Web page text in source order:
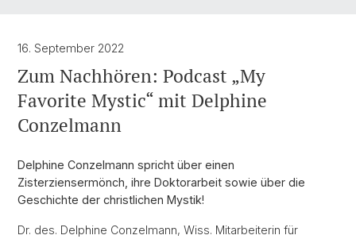
16. September 2022
Zum Nachhören: Podcast „My
Favorite Mystic“ mit Delphine
Conzelmann
Delphine Conzelmann spricht über einen
Zisterziensermönch, ihre Doktorarbeit sowie über die
Geschichte der christlichen Mystik!
Dr. des. Delphine Conzelmann, Wiss. Mitarbeiterin für